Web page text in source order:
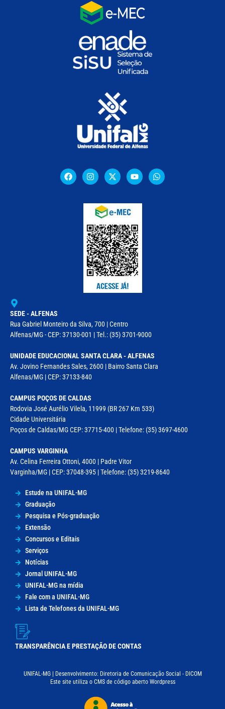
SEDE - ALFENAS
Rua Gabriel Monteiro da Silva, 700 | Centro
Alfenas/MG - CEP: 37130-001 | Tel.: (35) 3701-9000
UNIDADE EDUCACIONAL SANTA CLARA - ALFENAS
Av. Jovino Fernandes Sales, 2600 | Bairro Santa Clara
Alfenas/MG | CEP: 37133-840
CAMPUS POÇOS DE CALDAS
Rodovia José Aurélio Vilela, 11999 (BR 267 Km 533)
Cidade Universitária
Poços de Caldas/MG CEP: 37715-400 | Telefone: (35) 3697-4600
CAMPUS VARGINHA
Av. Celina Ferreira Ottoni, 4000 | Padre Vitor
Varginha/MG | CEP: 37048-395 | Telefone: (35) 3219-8640
Estude na UNIFAL-MG
Graduação
Pesquisa e Pós-graduação
Extensão
Concursos e Editais
Serviços
Notícias
Jornal UNIFAL-MG
UNIFAL-MG na mídia
Fale com a UNIFAL-MG
Lista de Telefones da UNIFAL-MG
TRANSPARÊNCIA E PRESTAÇÃO DE CONTAS
UNIFAL-MG | Desenvolvimento: Diretoria de Comunicação Social - DICOM
Este site utiliza o CMS de código aberto Wordpress